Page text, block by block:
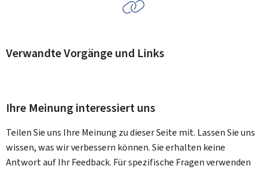
Verwandte Vorgänge und Links
Ihre Meinung interessiert uns
Teilen Sie uns Ihre Meinung zu dieser Seite mit. Lassen Sie uns
wissen, was wir verbessern können. Sie erhalten keine
Antwort auf Ihr Feedback. Für spezifische Fragen verwenden